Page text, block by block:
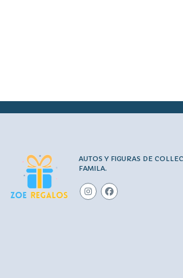
AUTOS Y FIGURAS DE
FAMILA.